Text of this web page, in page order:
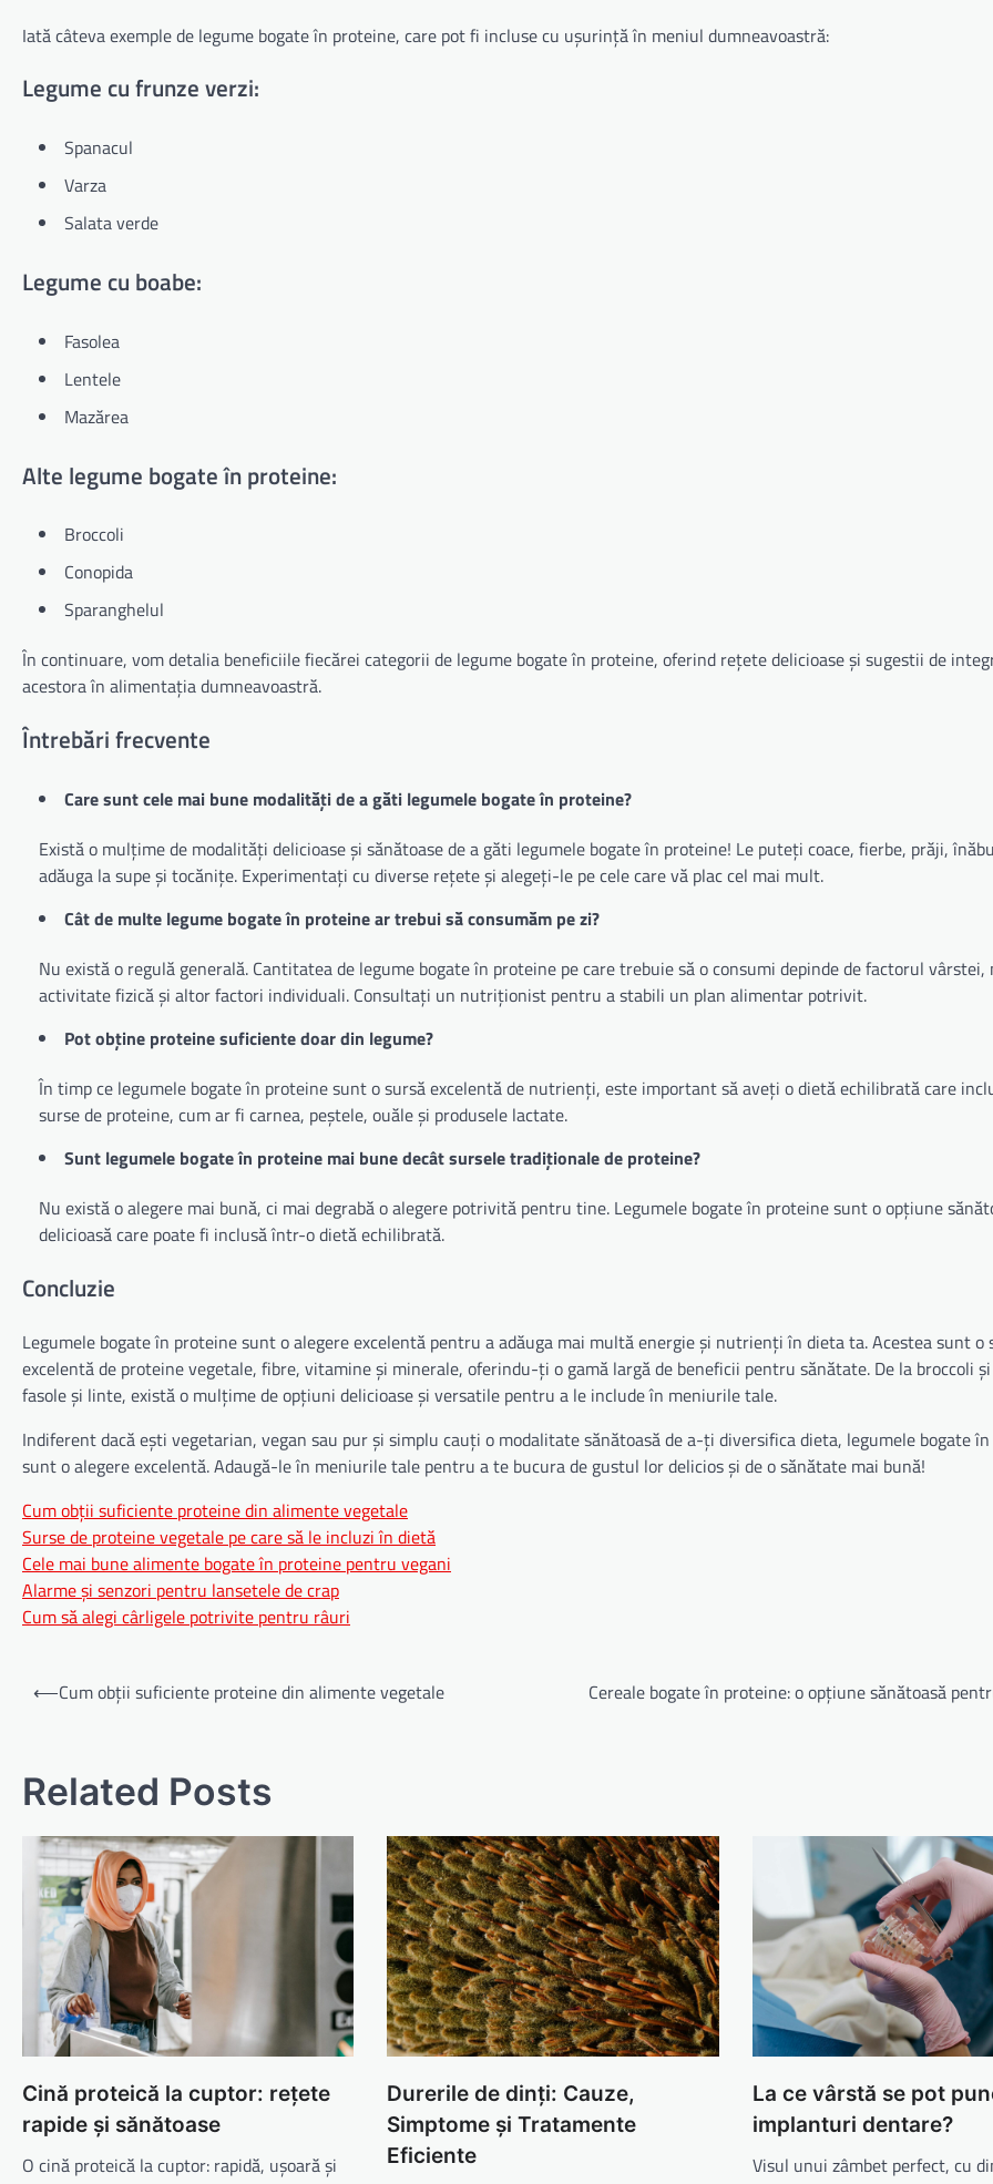
Iată câteva exemple de legume bogate în proteine, care pot fi incluse cu ușurință în meniul dumneavoastră:
Legume cu frunze verzi:
Spanacul
Varza
Salata verde
Legume cu boabe:
Fasolea
Lentele
Mazărea
Alte legume bogate în proteine:
Broccoli
Conopida
Sparanghelul
În continuare, vom detalia beneficiile fiecărei categorii de legume bogate în proteine, oferind rețete delicioase și sugestii de
acestora în alimentația dumneavoastră.
Întrebări frecvente
Care sunt cele mai bune modalități de a găti legumele bogate în proteine?
Există o mulțime de modalități delicioase și sănătoase de a găti legumele bogate în proteine! Le puteți coace, fierbe, prăji,
adăuga la supe și tocănițe. Experimentați cu diverse rețete și alegeți-le pe cele care vă plac cel mai mult.
Cât de multe legume bogate în proteine ar trebui să consumăm pe zi?
Nu există o regulă generală. Cantitatea de legume bogate în proteine pe care trebuie să o consumi depinde de factorul
activitate fizică și altor factori individuali. Consultați un nutriționist pentru a stabili un plan alimentar potrivit.
Pot obține proteine suficiente doar din legume?
În timp ce legumele bogate în proteine sunt o sursă excelentă de nutrienți, este important să aveți o dietă echilibrată care
surse de proteine, cum ar fi carnea, peștele, ouăle și produsele lactate.
Sunt legumele bogate în proteine mai bune decât sursele tradiționale de proteine?
Nu există o alegere mai bună, ci mai degrabă o alegere potrivită pentru tine. Legumele bogate în proteine sunt o opțiune
delicioasă care poate fi inclusă într-o dietă echilibrată.
Concluzie
Legumele bogate în proteine sunt o alegere excelentă pentru a adăuga mai multă energie și nutrienți în dieta ta. Acestea sunt o
excelentă de proteine vegetale, fibre, vitamine și minerale, oferindu-ți o gamă largă de beneficii pentru sănătate. De la broccoli
fasole și linte, există o mulțime de opțiuni delicioase și versatile pentru a le include în meniurile tale.
Indiferent dacă ești vegetarian, vegan sau pur și simplu cauți o modalitate sănătoasă de a-ți diversifica dieta, legumele bogate
sunt o alegere excelentă. Adaugă-le în meniurile tale pentru a te bucura de gustul lor delicios și de o sănătate mai bună!
Cum obții suficiente proteine din alimente vegetale
Surse de proteine vegetale pe care să le incluzi în dietă
Cele mai bune alimente bogate în proteine pentru vegani
Alarme și senzori pentru lansetele de crap
Cum să alegi cârligele potrivite pentru râuri
Navigare
⟵Cum obții suficiente proteine din alimente vegetale
Cereale bogate în proteine: o opțiune sănătoasă
Related Posts
Cină proteică la cuptor: rețete
rapide și sănătoase
O cină proteică la cuptor: rapidă, ușoară și
Durerile de dinți: Cauze,
Simptome și Tratamente
Eficiente
La ce vârstă se pot
implanturi dentare?
Visul unui zâmbet perfect, cu